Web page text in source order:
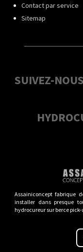
Contact par service
Sitemap
SUIVEZ-NOUS
Assainiconcept fabrique
installer dans presque
hydrocureur sur berce